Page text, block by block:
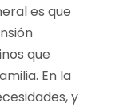
es que
que
En la
y